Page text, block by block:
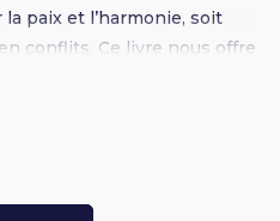
paix et l’harmonie, soit
conflits. Ce livre nous offre
donne la possibilité de
la plus grandiose de qui
- 346 pages